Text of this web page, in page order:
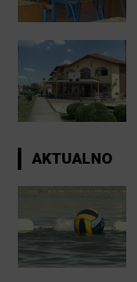
AKTUALNO